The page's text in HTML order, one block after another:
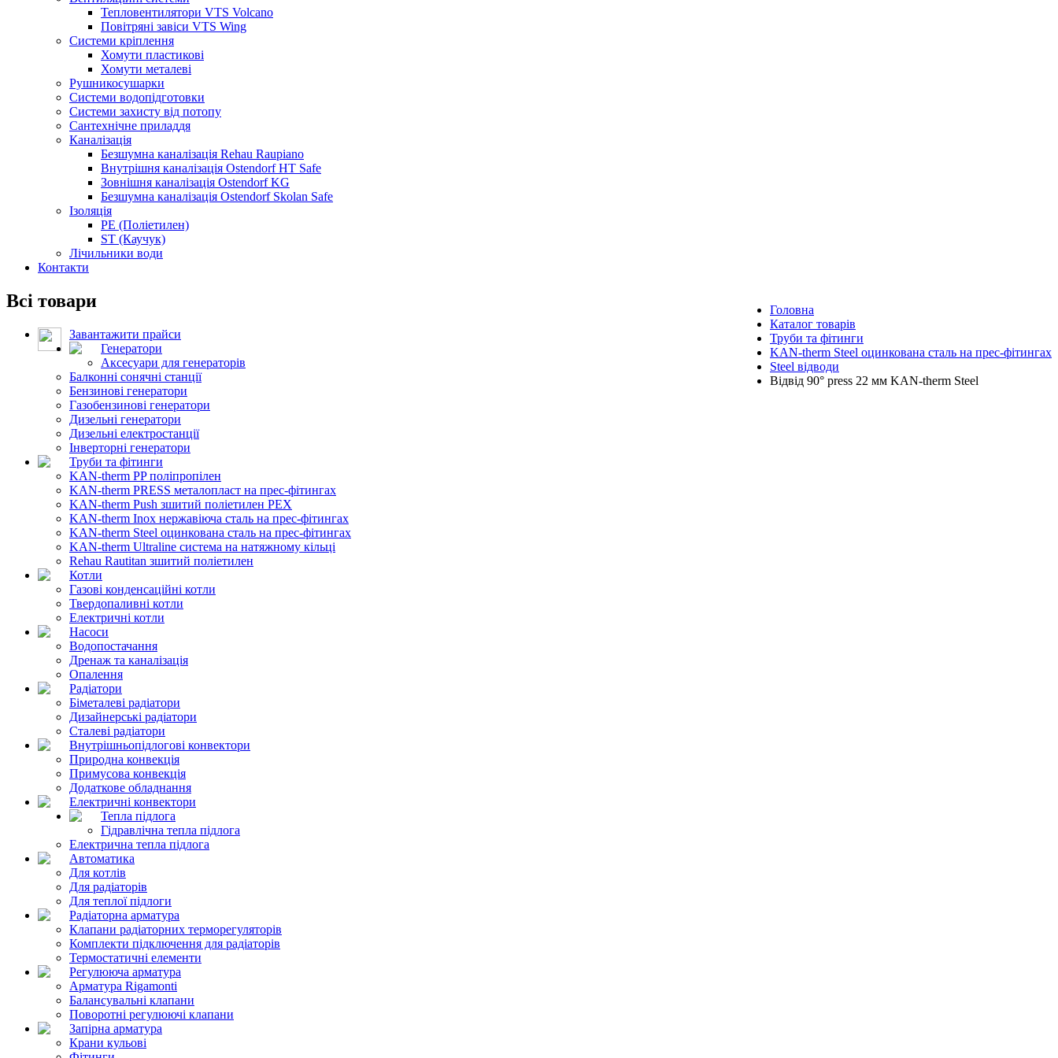
Тепловентилятори VTS Volcano
Повітряні завіси VTS Wing
Системи кріплення
Хомути пластикові
Хомути металеві
Рушникосушарки
Системи водопідготовки
Системи захисту від потопу
Сантехнічне приладдя
Каналізація
Безшумна каналізація Rehau Raupiano
Внутрішня каналізація Ostendorf HT Safe
Зовнішня каналізація Ostendorf KG
Безшумна каналізація Ostendorf Skolan Safe
Ізоляція
PE (Поліетилен)
ST (Каучук)
Лічильники води
Контакти
Головна
Каталог товарів
Труби та фітинги
KAN-therm Steel оцинкована сталь на прес-фітингах
Steel відводи
Відвід 90° press 22 мм KAN-therm Steel
Всі товари
Завантажити прайси
Генератори
Аксесуари для генераторів
Балконні сонячні станції
Бензинові генератори
Газобензинові генератори
Дизельні генератори
Дизельні електростанції
Інверторні генератори
Труби та фітинги
KAN-therm PP поліпропілен
KAN-therm PRESS металопласт на прес-фітингах
KAN-therm Push зшитий поліетилен PEX
KAN-therm Inox нержавіюча сталь на прес-фітингах
KAN-therm Steel оцинкована сталь на прес-фітингах
KAN-therm Ultraline система на натяжному кільці
Rehau Rautitan зшитий поліетилен
Котли
Газові конденсаційні котли
Твердопаливні котли
Електричні котли
Насоси
Водопостачання
Дренаж та каналізація
Опалення
Радіатори
Біметалеві радіатори
Дизайнерські радіатори
Сталеві радіатори
Внутрішньопідлогові конвектори
Природна конвекція
Примусова конвекція
Додаткове обладнання
Електричні конвектори
Тепла підлога
Гідравлічна тепла підлога
Електрична тепла підлога
Автоматика
Для котлів
Для радіаторів
Для теплої підлоги
Радіаторна арматура
Клапани радіаторних терморегуляторів
Комплекти підключення для радіаторів
Термостатичні елементи
Регулююча арматура
Арматура Rigamonti
Балансувальні клапани
Поворотні регулюючі клапани
Запірна арматура
Крани кульові